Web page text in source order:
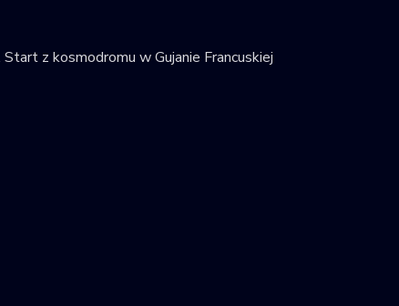
z kosmodromu w Gujanie Francuskiej